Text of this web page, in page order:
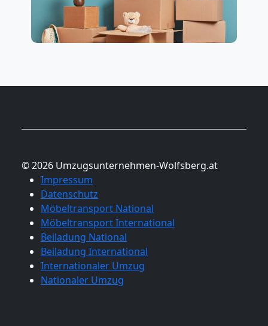
© 2026 Umzugsunternehmen-Wolfsberg.at
Impressum
Datenschutz
Möbeltransport National
Möbeltransport International
Beiladung National
Beiladung International
Internationaler Umzug
Nationaler Umzug